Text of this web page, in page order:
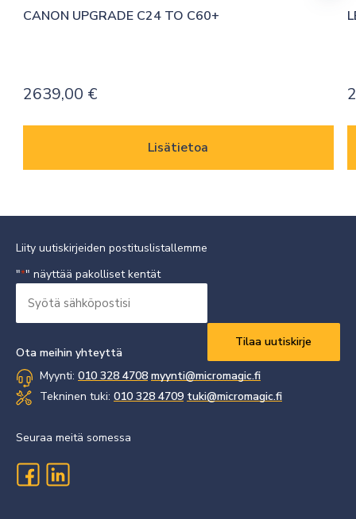
CANON UPGRADE C24 TO C60+
2639,00 €
Lisätietoa
Liity uutiskirjeiden postituslistallemme
"*" näyttää pakolliset kentät
sähköpostisi
Ota meihin yhteyttä
Myynti: 010 328 4708 myynti@micromagic.fi
Tekninen tuki: 010 328 4709 tuki@micromagic.fi
Seuraa meitä somessa